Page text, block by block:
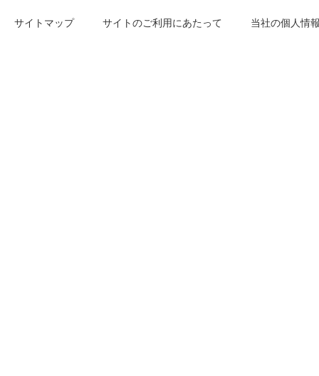
サイトマップ サイトのご利用にあたって 当社の個人情